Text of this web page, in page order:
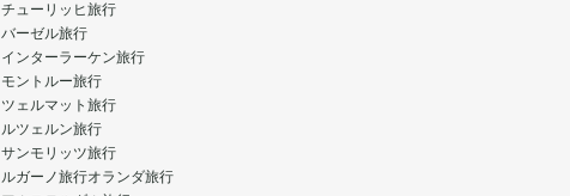
チューリッヒ旅行
バーゼル旅行
インターラーケン旅行
モントルー旅行
ツェルマット旅行
ルツェルン旅行
サンモリッツ旅行
ルガーノ旅行オランダ旅行